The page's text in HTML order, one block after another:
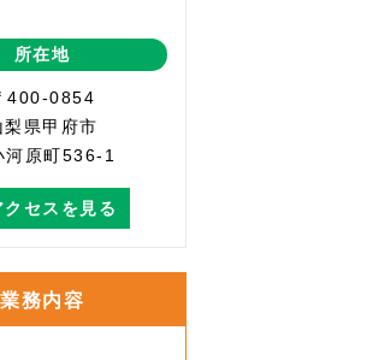
所在地
400-0854
梨県甲府市
河原町536-1
クセスを見る
業務内容